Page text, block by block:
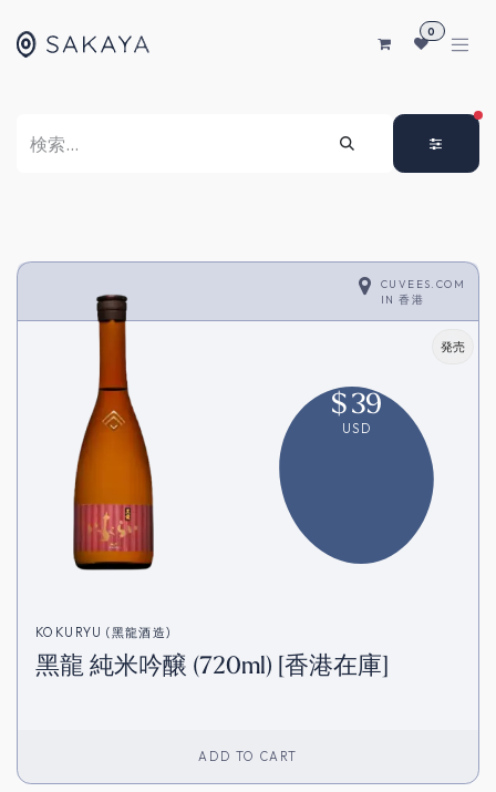
0
CUVEES.COM
IN香港
発売
$39
USD
KOKURYU (黑龍酒造)
黑龍 純米吟醸 (720ml) [香港在庫]
ADD TO CART